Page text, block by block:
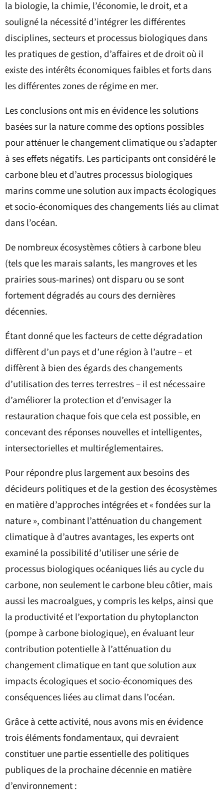
la biologie, la chimie, l’économie, le droit, et a
souligné la nécessité d’intégrer les différentes
disciplines, secteurs et processus biologiques dans
les pratiques de gestion, d’affaires et de droit où il
existe des intérêts économiques faibles et forts dans
les différentes zones de régime en mer.
Les conclusions ont mis en évidence les solutions
basées sur la nature comme des options possibles
pour atténuer le changement climatique ou s’adapter
à ses effets négatifs. Les participants ont considéré le
carbone bleu et d’autres processus biologiques
marins comme une solution aux impacts écologiques
et socio-économiques des changements liés au climat
dans l’océan.
De nombreux écosystèmes côtiers à carbone bleu
(tels que les marais salants, les mangroves et les
prairies sous-marines) ont disparu ou se sont
fortement dégradés au cours des dernières
décennies.
Étant donné que les facteurs de cette dégradation
diffèrent d’un pays et d’une région à l’autre – et
diffèrent à bien des égards des changements
d’utilisation des terres terrestres – il est nécessaire
d’améliorer la protection et d’envisager la
restauration chaque fois que cela est possible, en
concevant des réponses nouvelles et intelligentes,
intersectorielles et multiréglementaires.
Pour répondre plus largement aux besoins des
décideurs politiques et de la gestion des écosystèmes
en matière d’approches intégrées et « fondées sur la
nature », combinant l’atténuation du changement
climatique à d’autres avantages, les experts ont
examiné la possibilité d’utiliser une série de
processus biologiques océaniques liés au cycle du
carbone, non seulement le carbone bleu côtier, mais
aussi les macroalgues, y compris les kelps, ainsi que
la productivité et l’exportation du phytoplancton
(pompe à carbone biologique), en évaluant leur
contribution potentielle à l’atténuation du
changement climatique en tant que solution aux
impacts écologiques et socio-économiques des
conséquences liées au climat dans l’océan.
Grâce à cette activité, nous avons mis en évidence
trois éléments fondamentaux, qui devraient
constituer une partie essentielle des politiques
publiques de la prochaine décennie en matière
d’environnement :